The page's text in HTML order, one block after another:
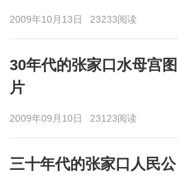
2009年10月13日 23233阅读
30年代的张家口水母宫图
片
2009年09月10日 23123阅读
三十年代的张家口人民公